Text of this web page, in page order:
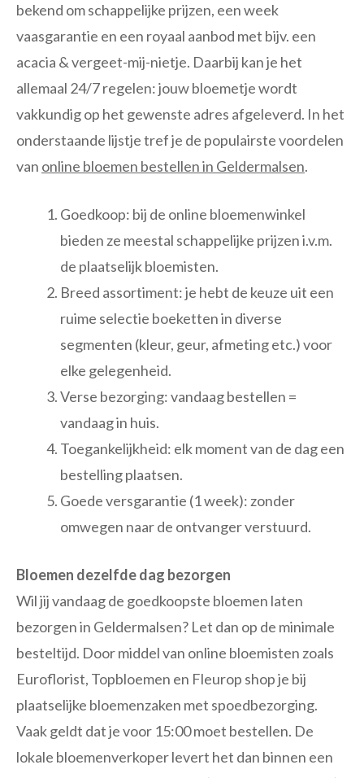
bekend om schappelijke prijzen, een week
vaasgarantie en een royaal aanbod met bijv. een
acacia & vergeet-mij-nietje. Daarbij kan je het
allemaal 24/7 regelen: jouw bloemetje wordt
vakkundig op het gewenste adres afgeleverd. In het
onderstaande lijstje tref je de populairste voordelen
van online bloemen bestellen in Geldermalsen.
Goedkoop: bij de online bloemenwinkel
bieden ze meestal schappelijke prijzen i.v.m.
de plaatselijk bloemisten.
Breed assortiment: je hebt de keuze uit een
ruime selectie boeketten in diverse
segmenten (kleur, geur, afmeting etc.) voor
elke gelegenheid.
Verse bezorging: vandaag bestellen =
vandaag in huis.
Toegankelijkheid: elk moment van de dag een
bestelling plaatsen.
Goede versgarantie (1 week): zonder
omwegen naar de ontvanger verstuurd.
Bloemen dezelfde dag bezorgen
Wil jij vandaag de goedkoopste bloemen laten
bezorgen in Geldermalsen? Let dan op de minimale
besteltijd. Door middel van online bloemisten zoals
Euroflorist, Topbloemen en Fleurop shop je bij
plaatselijke bloemenzaken met spoedbezorging.
Vaak geldt dat je voor 15:00 moet bestellen. De
lokale bloemenverkoper levert het dan binnen een